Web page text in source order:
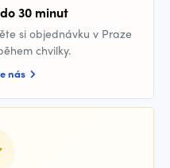
30 minut
si objednávku v Praze
chvilky.
nás